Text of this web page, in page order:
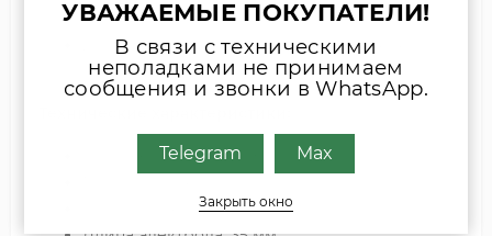
геометрии
Долгий срок службы за счёт применения
жаростойких материалов
Производитель: Kromschroder
Артикул: 74330261
УВАЖАЕМЫЕ ПОКУПАТЕЛИ!
В связи с техническими
неполадками не принимаем
сообщения и звонки в WhatsApp.
Telegram Max
Закрыть окно